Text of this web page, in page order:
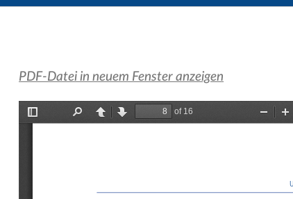
PDF-Datei in neuem Fenster anzeigen